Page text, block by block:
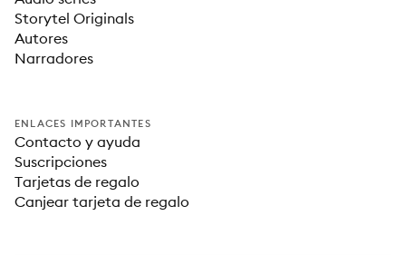
Storytel Originals
Autores
Narradores
ENLACES IMPORTANTES
Contacto y ayuda
Suscripciones
Tarjetas de regalo
Canjear tarjeta de regalo